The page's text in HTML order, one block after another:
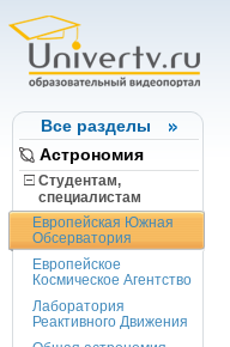
Все разделы
Астрономия
Студентам,
cпециалистам
Европейская Южная
Обсерватория
Европейское
Космическое Агентство
Лаборатория
Реактивного Движения